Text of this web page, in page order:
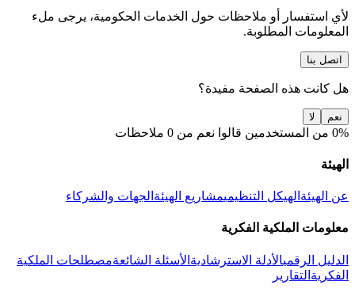
لأي استفسار أو ملاحظات حول الخدمات الحكومية، يرجى ملء
المعلومات المطلوبة.
اتصل بنا
هل كانت هذه الصفحة مفيدة؟
نعم لا
0% من المستخدمين قالوا نعم من 0 ملاحظات
الهيئة
عن الهيئة الهيكل التنظيميمشاريع الهيئة الجهات والشركاء
معلومات الملكية الفكرية
الدليل الرقميالأدلة الاسترشادية الأسئلة الشائعةمصطلحات الملكية
الفكرية التقارير